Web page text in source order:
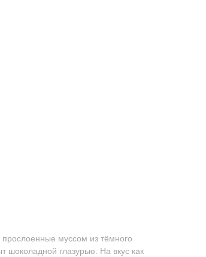
муссом из тёмного
шоколадной глазурью. На вкус как